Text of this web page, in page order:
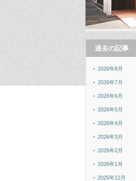
過去の記事
2026年8月
2026年7月
2026年6月
2026年5月
2026年4月
2026年3月
2026年2月
2026年1月
2025年12月